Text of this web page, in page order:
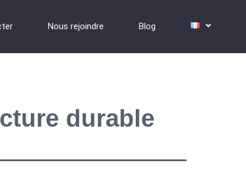
Nous rejoindre Blog
durable